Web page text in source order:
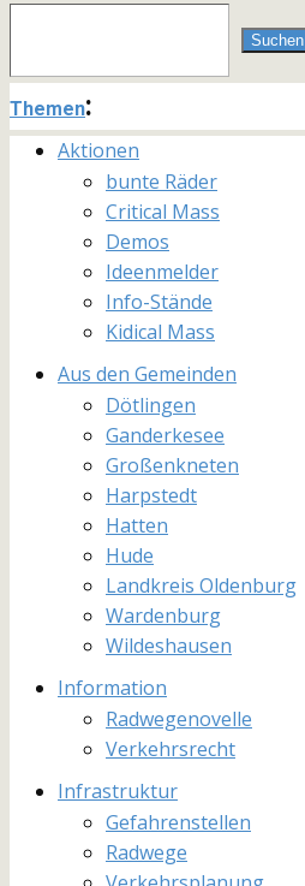
Suchen
Themen:
Aktionen
bunte Räder
Critical Mass
Demos
Ideenmelder
Info-Stände
Kidical Mass
Aus den Gemeinden
Dötlingen
Ganderkesee
Großenkneten
Harpstedt
Hatten
Hude
Landkreis Oldenburg
Wardenburg
Wildeshausen
Information
Radwegenovelle
Verkehrsrecht
Infrastruktur
Gefahrenstellen
Radwege